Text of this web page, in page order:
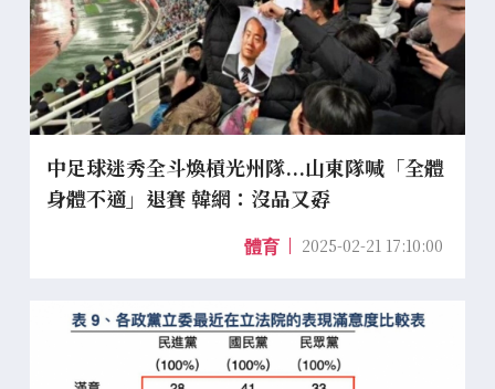
中足球迷秀全斗煥槓光州隊...山東隊喊「全體
身體不適」退賽 韓網：沒品又孬
體育 2025-02-21 17:10:00